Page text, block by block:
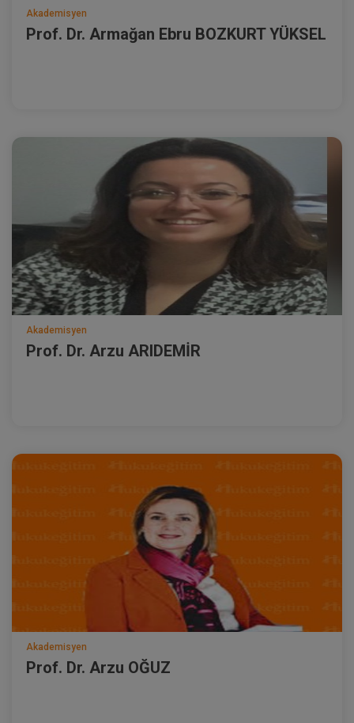
Akademisyen
Prof. Dr. Armağan Ebru BOZKURT YÜKSEL
Akademisyen
Prof. Dr. Arzu ARIDEMİR
Akademisyen
Prof. Dr. Arzu OĞUZ